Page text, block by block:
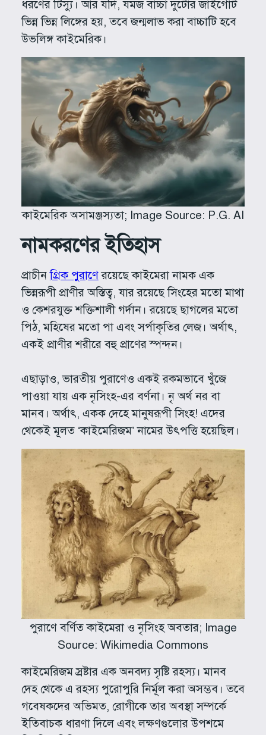
ধরণের টিস্যু। আর যদি, যমজ বাচ্চা দুটোর জাইগোট
ভিন্ন ভিন্ন লিঙ্গের হয়, তবে জন্মলাভ করা বাচ্চাটি হবে
উভলিঙ্গ কাইমেরিক।
কাইমেরিক অসামঞ্জস্যতা; Image Source: P.G. AI
নামকরণের ইতিহাস
প্রাচীনগ্রিক পুরাণেরয়েছে কাইমেরা নামক এক
ভিন্নরূপী প্রাণীর অস্তিত্ব, যার রয়েছে সিংহের মতো মাথা
ও কেশরযুক্ত শক্তিশালী গর্দান। রয়েছে ছাগলের মতো
পিঠ, মহিষের মতো পা এবং সর্পাকৃতির লেজ। অর্থাৎ,
একই প্রাণীর শরীরে বহু প্রাণের স্পন্দন।
এছাড়াও, ভারতীয় পুরাণেও একই রকমভাবে খুঁজে
পাওয়া যায় এক নৃসিংহ-এর বর্ণনা। নৃ অর্থ নর বা
মানব। অর্থাৎ, একক দেহে মানুষরূপী সিংহ! এদের
থেকেই মূলত ‘কাইমেরিজম’ নামের উৎপত্তি হয়েছিল।
পুরাণে বর্ণিত কাইমেরা ও নৃসিংহ অবতার; Image
Source: Wikimedia Commons
কাইমেরিজম স্রষ্টার এক অনবদ্য সৃষ্টি রহস্য। মানব
দেহ থেকে এ রহস্য পুরোপুরি নির্মূল করা অসম্ভব। তবে
গবেষকদের অভিমত, রোগীকে তার অবস্থা সম্পর্কে
ইতিবাচক ধারণা দিলে এবং লক্ষণগুলোর উপশমে